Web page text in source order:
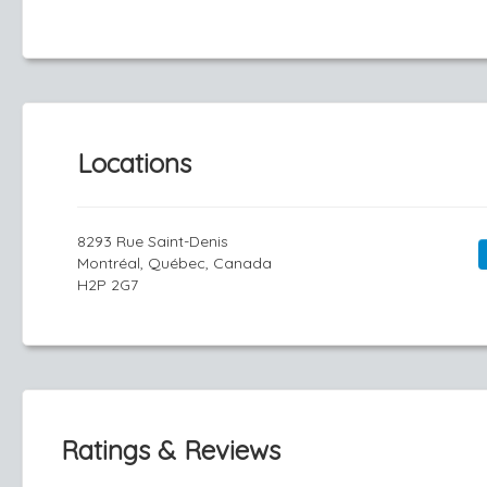
Locations
8293 Rue Saint-Denis
Montréal, Québec, Canada
H2P 2G7
Ratings & Reviews